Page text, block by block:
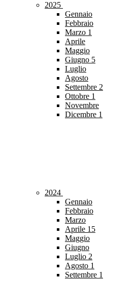
2025
Gennaio
Febbraio
Marzo 1
Aprile
Maggio
Giugno 5
Luglio
Agosto
Settembre 2
Ottobre 1
Novembre
Dicembre 1
2024
Gennaio
Febbraio
Marzo
Aprile 15
Maggio
Giugno
Luglio 2
Agosto 1
Settembre 1